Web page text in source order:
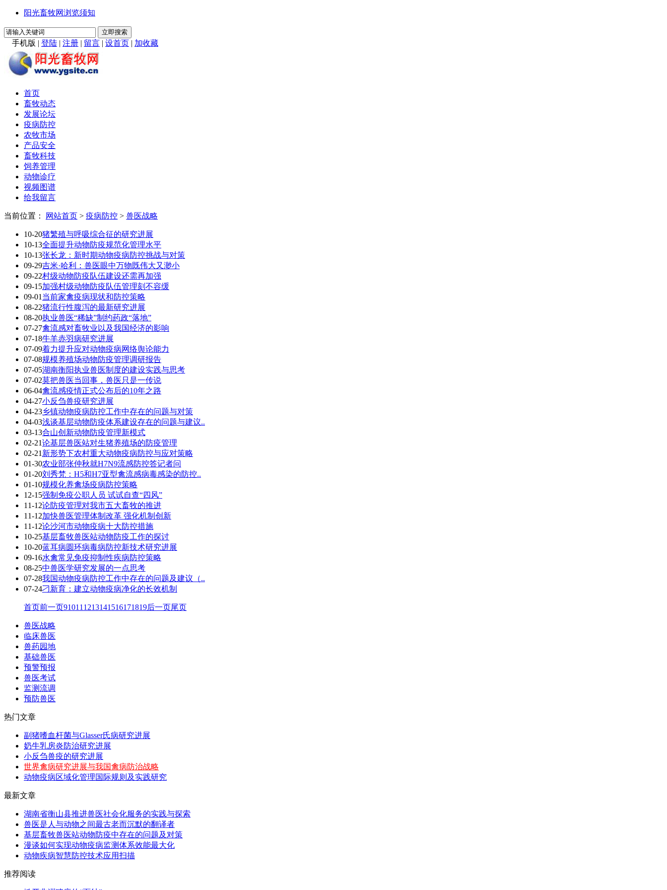
阳光畜牧网浏览须知
手机版 | 登陆 | 注册 | 留言 | 设首页 | 加收藏
首页
畜牧动态
发展论坛
疫病防控
农牧市场
产品安全
畜牧科技
饲养管理
动物诊疗
视频图谱
给我留言
当前位置： 网站首页 > 疫病防控 > 兽医战略
10-20猪繁殖与呼吸综合征的研究进展
10-13全面提升动物防疫规范化管理水平
10-13张长龙：新时期动物疫病防控挑战与对策
09-29吉米·哈利：兽医眼中万物既伟大又渺小
09-22村级动物防疫队伍建设还需再加强
09-15加强村级动物防疫队伍管理刻不容缓
09-01 当前家禽疫病现状和防控策略
08-22猪流行性腹泻的最新研究进展
08-20执业兽医“稀缺”制约药政“落地”
07-27禽流感对畜牧业以及我国经济的影响
07-18牛羊赤羽病研究进展
07-09着力提升应对动物疫病网络舆论能力
07-08规模养殖场动物防疫管理调研报告
07-05湖南衡阳执业兽医制度的建设实践与思考
07-02莫把兽医当回事，兽医只是一传说
06-04禽流感疫情正式公布后的10年之路
04-27小反刍兽疫研究进展
04-23乡镇动物疫病防控工作中存在的问题与对策
04-03浅谈基层动物防疫体系建设存在的问题与建议..
03-13合山创新动物防疫管理新模式
02-21论基层兽医站对生猪养殖场的防疫管理
02-21 新形势下农村重大动物疫病防控与应对策略
01-30农业部张仲秋就H7N9流感防控答记者问
01-20刘秀梵：H5和H7亚型禽流感病毒感染的防控..
01-10规模化养禽场疫病防控策略
12-15强制免疫公职人员 试试自查“四风”
11-12论防疫管理对我市五大畜牧的推进
11-12加快兽医管理体制改革 强化机制创新
11-12论沙河市动物疫病十大防控措施
10-25基层畜牧兽医站动物防疫工作的探讨
10-20蓝耳病圆环病毒病防控新技术研究进展
09-16水禽常见免疫抑制性疾病防控策略
08-25中兽医学研究发展的一点思考
07-28我国动物疫病防控工作中存在的问题及建议（..
07-24刁新育：建立动物疫病净化的长效机制
首页前一页91011 1213141516171819后一页尾页
兽医战略
临床兽医
兽药园地
基础兽医
预警预报
兽医考试
监测流调
预防兽医
热门文章
副猪嗜血杆菌与Glasser氏病研究进展
奶牛乳房炎防治研究进展
小反刍兽疫的研究进展
世界禽病研究进展与我国禽病防治战略
动物疫病区域化管理国际规则及实践研究
最新文章
湖南省衡山县推进兽医社会化服务的实践与探索
兽医是人与动物之间最古老而沉默的翻译者
基层畜牧兽医站动物防疫中存在的问题及对策
漫谈如何实现动物疫病监测体系效能最大化
动物疾病智慧防控技术应用扫描
推荐阅读